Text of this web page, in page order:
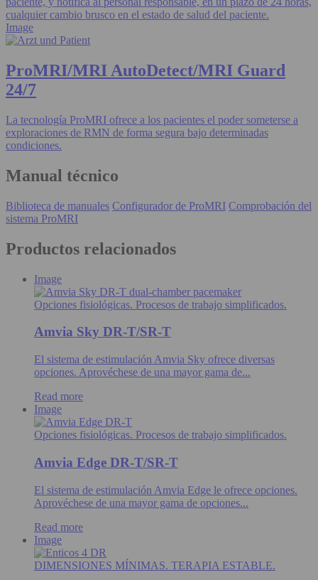
cualquier cambio brusco en el estado de salud del paciente.
Image
ProMRI/MRI AutoDetect/MRI Guard
24/7
La tecnología ProMRI ofrece a los pacientes el poder someterse a
exploraciones de RMN de forma segura bajo determinadas
condiciones.
Manual técnico
Biblioteca de manuales Configurador de ProMRI Comprobación del
sistema ProMRI
Productos relacionados
Image
Opciones fisiológicas. Procesos de trabajo simplificados.
Amvia Sky DR-T/SR-T
El sistema de estimulación Amvia Sky ofrece diversas
opciones. Aprovéchese de una mayor gama de...
Read more
Image
Opciones fisiológicas. Procesos de trabajo simplificados.
Amvia Edge DR-T/SR-T
El sistema de estimulación Amvia Edge le ofrece opciones.
Aprovéchese de una mayor gama de opciones...
Read more
Image
DIMENSIONES MÍNIMAS. TERAPIA ESTABLE.